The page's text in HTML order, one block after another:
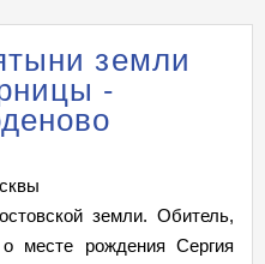
земли
-
земли. Обитель,
месте рождения Сергия